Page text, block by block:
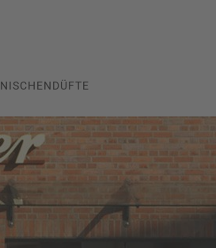
NISCHENDÜFTE